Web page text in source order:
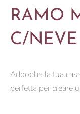
RAMO
C/
Addobba la tua
perfetta per creare